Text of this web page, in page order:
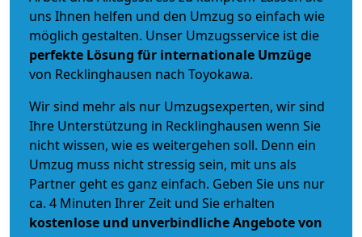
uns Ihnen helfen und den Umzug so einfach wie
möglich gestalten. Unser Umzugsservice ist die
perfekte Lösung für internationale Umzüge
von Recklinghausen nach Toyokawa.
Wir sind mehr als nur Umzugsexperten, wir sind
Ihre Unterstützung in Recklinghausen wenn Sie
nicht wissen, wie es weitergehen soll. Denn ein
Umzug muss nicht stressig sein, mit uns als
Partner geht es ganz einfach. Geben Sie uns nur
ca. 4 Minuten Ihrer Zeit und Sie erhalten
kostenlose und unverbindlicheAngebote von